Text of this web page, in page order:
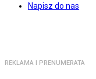
Napisz do nas
REKLAMA I PRENUMERATA